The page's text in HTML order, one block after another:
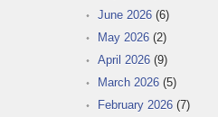
June 2026 (6)
May 2026 (2)
April 2026 (9)
March 2026 (5)
February 2026 (7)